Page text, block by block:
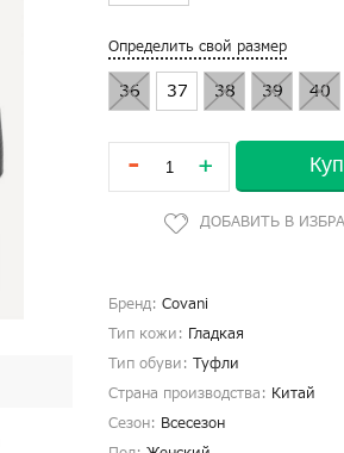
Определить свой размер
36 37 38 39 40
- +
Бренд: Covani
Тип кожи: Гладкая
Тип обуви: Туфли
Страна производства: Китай
Сезон: Всесезон